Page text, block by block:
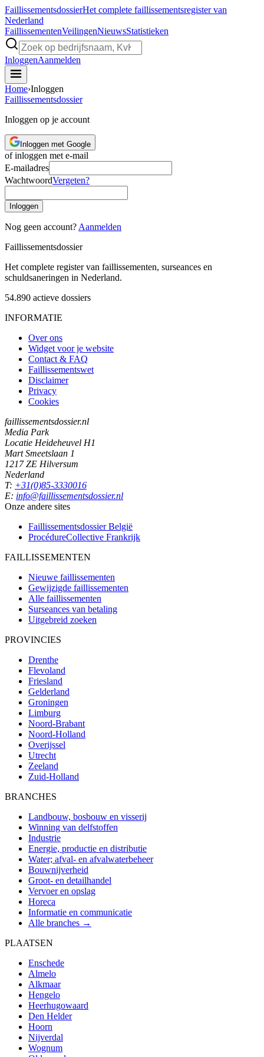
FaillissementsdossierHet complete faillissementsregister van
Nederland
FaillissementenVeilingenNieuwsStatistieken
InloggenAanmelden
Home›Inloggen
Faillissementsdossier
Inloggen op je account
Inloggen met Google
of inloggen met e-mail
E-mailadres
WachtwoordVergeten?
Inloggen
Nog geen account? Aanmelden
Faillissementsdossier
Het complete register van faillissementen, surseances en
schuldsaneringen in Nederland.
54.890 actieve dossiers
INFORMATIE
Over ons
Widget voor je website
Contact & FAQ
Faillissementswet
Disclaimer
Privacy
Cookies
faillissementsdossier.nl
Media Park
Locatie Heideheuvel H1
Mart Smeetslaan 1
1217 ZE Hilversum
Nederland
T: +31(0)85-3330016
E: info@faillissementsdossier.nl
Onze andere sites
Faillissementsdossier België
ProcédureCollective Frankrijk
FAILLISSEMENTEN
Nieuwe faillissementen
Gewijzigde faillissementen
Alle faillissementen
Surseances van betaling
Uitgebreid zoeken
PROVINCIES
Drenthe
Flevoland
Friesland
Gelderland
Groningen
Limburg
Noord-Brabant
Noord-Holland
Overijssel
Utrecht
Zeeland
Zuid-Holland
BRANCHES
Landbouw, bosbouw en visserij
Winning van delfstoffen
Industrie
Energie, productie en distributie
Water; afval- en afvalwaterbeheer
Bouwnijverheid
Groot- en detailhandel
Vervoer en opslag
Horeca
Informatie en communicatie
Alle branches →
PLAATSEN
Enschede
Almelo
Alkmaar
Hengelo
Heerhugowaard
Den Helder
Hoorn
Nijverdal
Wognum